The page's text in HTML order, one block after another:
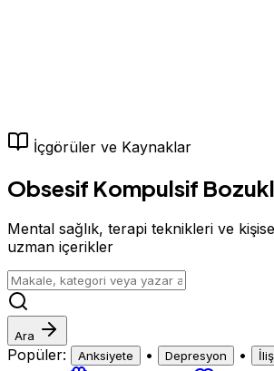
İçgörüler ve Kaynaklar
Obsesif Kompulsif
Mental sağlık, terapi teknikleri ve
uzman içerikler
Ara
Popüler: Anksiyete • Depresyon •